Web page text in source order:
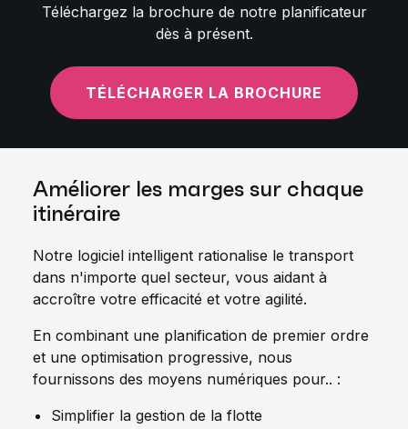
Téléchargez la brochure de notre planificateur
dès à présent.
TÉLÉCHARGER LA BROCHURE
Améliorer les marges sur chaque
itinéraire
Notre logiciel intelligent rationalise le transport
dans n'importe quel secteur, vous aidant à
accroître votre efficacité et votre agilité.
En combinant une planification de premier ordre
et une optimisation progressive, nous
fournissons des moyens numériques pour.. :
Simplifier la gestion de la flotte